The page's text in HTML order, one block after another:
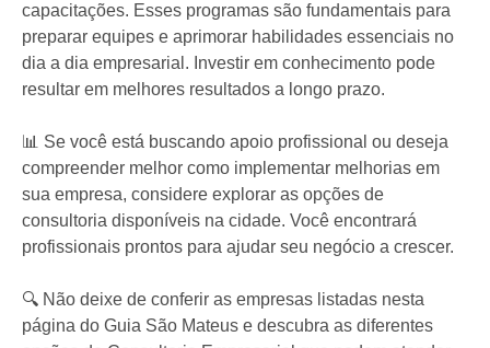
capacitações. Esses programas são fundamentais para
preparar equipes e aprimorar habilidades essenciais no
dia a dia empresarial. Investir em conhecimento pode
resultar em melhores resultados a longo prazo.
📊 Se você está buscando apoio profissional ou deseja
compreender melhor como implementar melhorias em
sua empresa, considere explorar as opções de
consultoria disponíveis na cidade. Você encontrará
profissionais prontos para ajudar seu negócio a crescer.
🔍 Não deixe de conferir as empresas listadas nesta
página do Guia São Mateus e descubra as diferentes